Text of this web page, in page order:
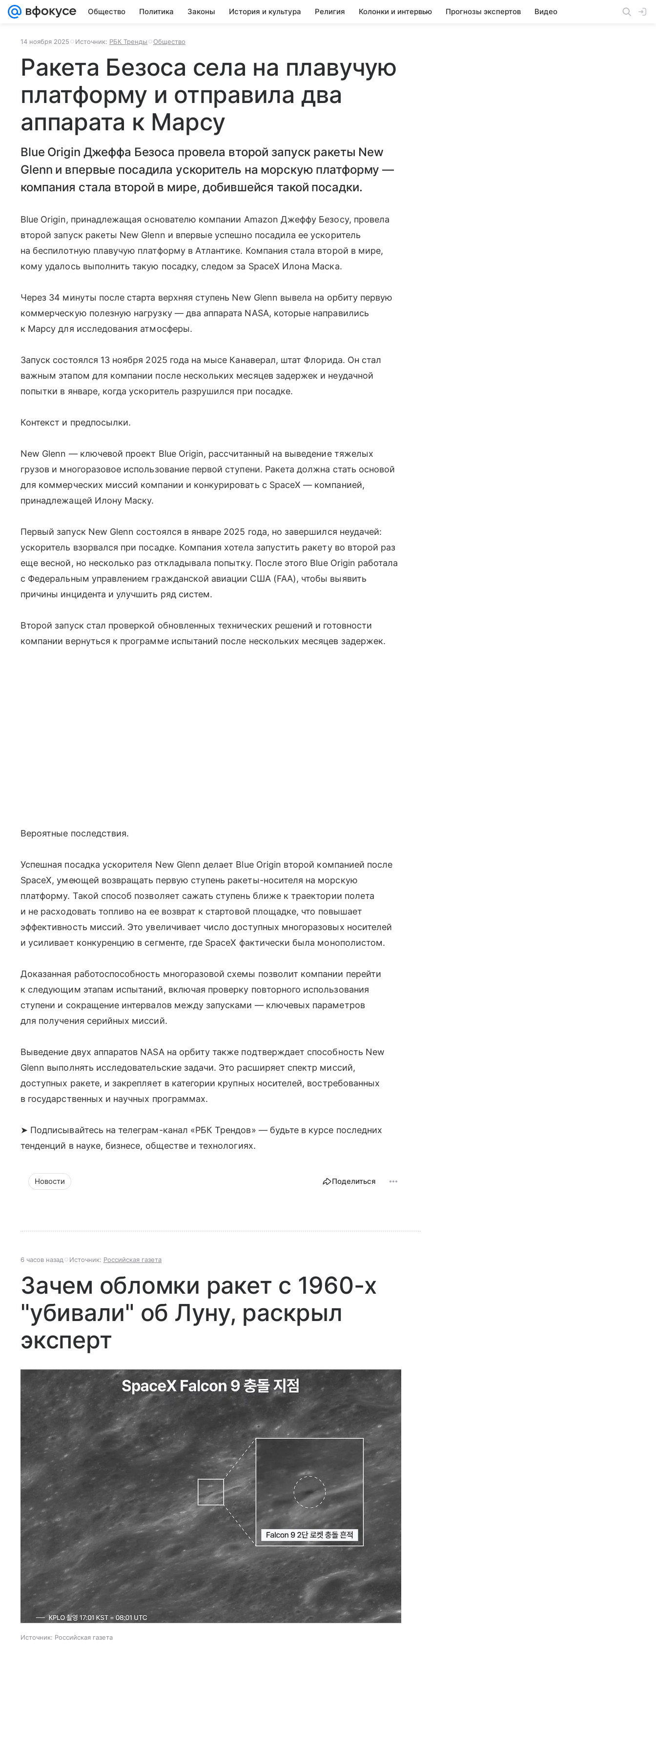
Общество Политика Законы История и культура Религия Колонки и интервью Прогнозы экспертов Видео
14 ноября 2025 Источник: РБК Тренды Общество
Ракета Безоса села на плавучую
платформу и отправила два
аппарата к Марсу
Blue Origin Джеффа Безоса провела второй запуск ракеты New
Glenn и впервые посадила ускоритель на морскую платформу —
компания стала второй в мире, добившейся такой посадки.
Blue Origin, принадлежащая основателю компании Amazon Джеффу Безосу, провела
второй запуск ракеты New Glenn и впервые успешно посадила ее ускоритель
на беспилотную плавучую платформу в Атлантике. Компания стала второй в мире,
кому удалось выполнить такую посадку, следом за SpaceX Илона Маска.
Через 34 минуты после старта верхняя ступень New Glenn вывела на орбиту первую
коммерческую полезную нагрузку — два аппарата NASA, которые направились
к Марсу для исследования атмосферы.
Запуск состоялся 13 ноября 2025 года на мысе Канаверал, штат Флорида. Он стал
важным этапом для компании после нескольких месяцев задержек и неудачной
попытки в январе, когда ускоритель разрушился при посадке.
Контекст и предпосылки.
New Glenn — ключевой проект Blue Origin, рассчитанный на выведение тяжелых
грузов и многоразовое использование первой ступени. Ракета должна стать основой
для коммерческих миссий компании и конкурировать с SpaceX — компанией,
принадлежащей Илону Маску.
Первый запуск New Glenn состоялся в январе 2025 года, но завершился неудачей:
ускоритель взорвался при посадке. Компания хотела запустить ракету во второй раз
еще весной, но несколько раз откладывала попытку. После этого Blue Origin работала
с Федеральным управлением гражданской авиации США (FAA), чтобы выявить
причины инцидента и улучшить ряд систем.
Второй запуск стал проверкой обновленных технических решений и готовности
компании вернуться к программе испытаний после нескольких месяцев задержек.
Вероятные последствия.
Успешная посадка ускорителя New Glenn делает Blue Origin второй компанией после
SpaceX, умеющей возвращать первую ступень ракеты-носителя на морскую
платформу. Такой способ позволяет сажать ступень ближе к траектории полета
и не расходовать топливо на ее возврат к стартовой площадке, что повышает
эффективность миссий. Это увеличивает число доступных многоразовых носителей
и усиливает конкуренцию в сегменте, где SpaceX фактически была монополистом.
Доказанная работоспособность многоразовой схемы позволит компании перейти
к следующим этапам испытаний, включая проверку повторного использования
ступени и сокращение интервалов между запусками — ключевых параметров
для получения серийных миссий.
Выведение двух аппаратов NASA на орбиту также подтверждает способность New
Glenn выполнять исследовательские задачи. Это расширяет спектр миссий,
доступных ракете, и закрепляет в категории крупных носителей, востребованных
в государственных и научных программах.
➤ Подписывайтесь на телеграм-канал «РБК Трендов» — будьте в курсе последних
тенденций в науке, бизнесе, обществе и технологиях.
Новости Поделиться
6 часов назад Источник: Российская газета
Зачем обломки ракет с 1960-х
"убивали" об Луну, раскрыл
эксперт
Источник: Российская газета